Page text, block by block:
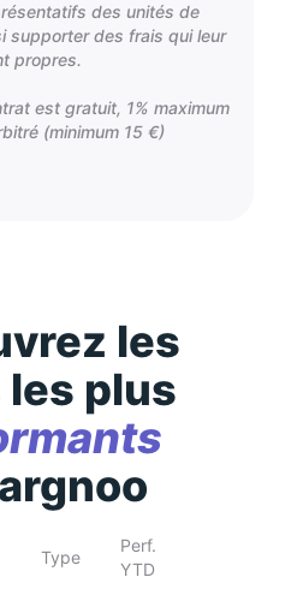
des unités de
supporter des frais qui leur
propres.
est gratuit, 1% maximum
(minimum 15 €)
les
plus
Type
Perf.
YTD